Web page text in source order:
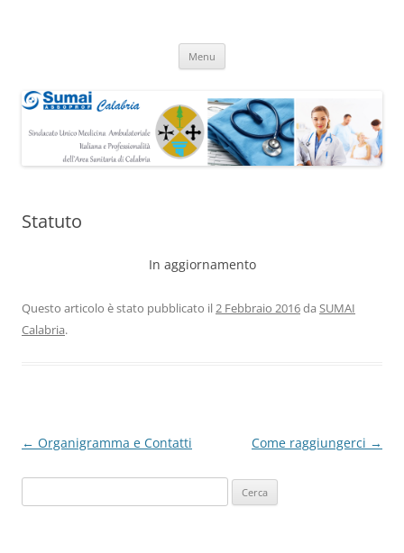
Menu
Statuto
In aggiornamento
Questo articolo è stato pubblicato il2 Febbraio 2016da SUMAI
Calabria.
Navigazione
← Organigramma e Contatti Come raggiungerci →
per: